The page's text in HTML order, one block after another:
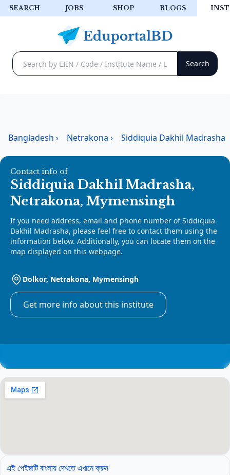
SEARCH JOBS SHOP BLOGS
Bangladesh › Netrakona › Siddiquia Dakhil Madrasha
Contact info of
Siddiquia Dakhil Madrasha,
Netrakona, Mymensingh
If you need address, email and phone number of Siddiquia
Dakhil Madrasha, please feel free to contact them using the
information below. Additionally, you can locate them on the
map displayed on this webpage.
Dolkor, Netrakona, Mymensingh
Get more info about this institute
এই পেইজটি বাংলায় দেখতে এখানে ক্রুন